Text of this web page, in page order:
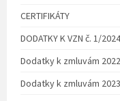
CERTIFIKÁTY
DODATKY K VZN č. 1/2024
Dodatky k zmluvám 2022
Dodatky k zmluvám 2023